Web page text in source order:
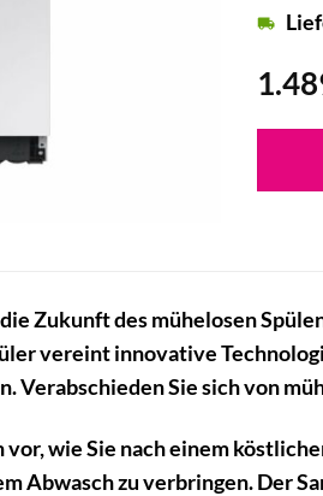
Zukunft des mühelosen
vereint innovative
Verabschieden Sie sich von
vor, wie Sie nach einem
Abwasch zu verbringen. Der